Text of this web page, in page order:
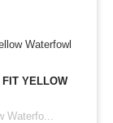
YELLOW
Waterfo...